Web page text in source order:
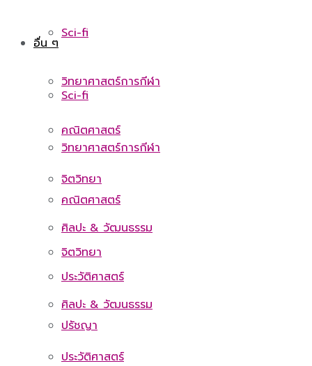
อื่น ๆ
Sci-fi
วิทยาศาสตร์การกีฬา
คณิตศาสตร์
จิตวิทยา
ศิลปะ & วัฒนธรรม
ประวัติศาสตร์
Sci-fi
วิทยาศาสตร์การกีฬา
คณิตศาสตร์
จิตวิทยา
ศิลปะ & วัฒนธรรม
ประวัติศาสตร์
ปรัชญา